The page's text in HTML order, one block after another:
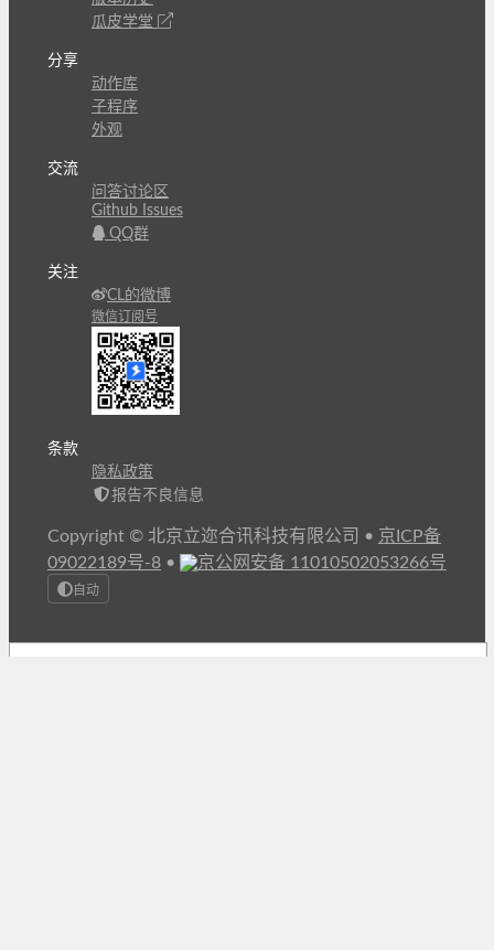
瓜皮学堂
分享
动作库
子程序
外观
交流
问答讨论区
Github Issues
QQ群
关注
CL的微博
微信订阅号
条款
隐私政策
报告不良信息
Copyright © 北京立迩合讯科技有限公司 • 京ICP备
09022189号-8 • 京公网安备 11010502053266号
自动